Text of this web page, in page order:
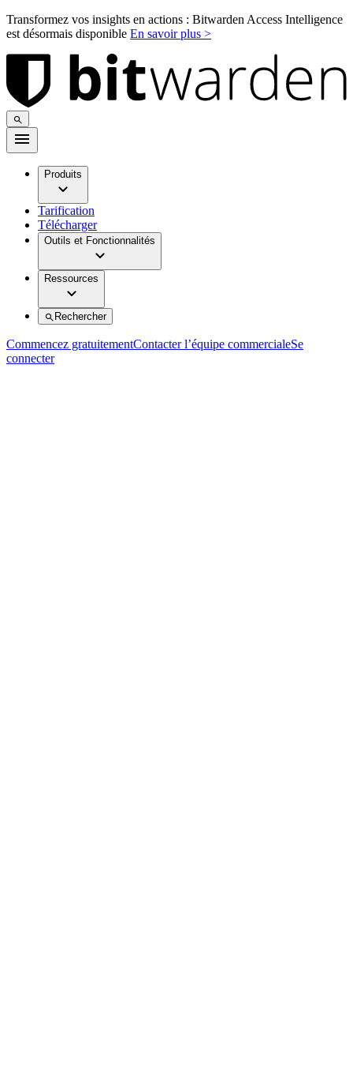
Transformez vos insights en actions : Bitwarden Access Intelligence
est désormais disponible En savoir plus >
Produits
Tarification
Télécharger
Outils et Fonctionnalités
Ressources
Rechercher
Commencez gratuitementContacter l’équipe commercialeSe
connecter